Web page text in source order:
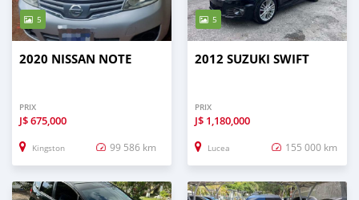
5
2020 NISSAN NOTE
PRIX
J$675,000
Kingston 99 586 km
5
2012 SUZUKI SWIFT
PRIX
J$ 1,180,000
Lucea 155 000 km